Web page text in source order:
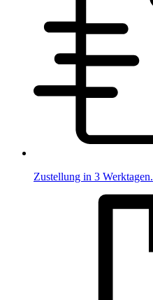
Zustellung in 3 Werktagen.